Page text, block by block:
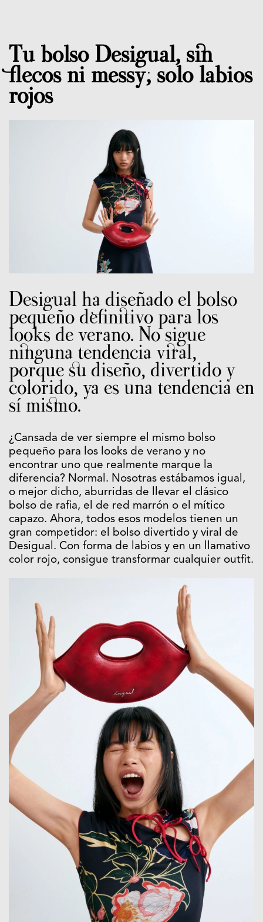
Tu bolso Desigual, sin
flecos ni messy; solo labios
rojos
Desigual ha diseñado el bolso
pequeño definitivo para los
looks de verano. No sigue
ninguna tendencia viral,
porque su diseño, divertido y
colorido, ya es una tendencia en
sí mismo.
¿Cansada de ver siempre el mismo bolso
pequeño para los looks de verano y no
encontrar uno que realmente marque la
diferencia? Normal. Nosotras estábamos igual,
o mejor dicho, aburridas de llevar el clásico
bolso de rafia, el de red marrón o el mítico
capazo. Ahora, todos esos modelos tienen un
gran competidor: el bolso divertido y viral de
Desigual. Con forma de labios y en un llamativo
color rojo, consigue transformar cualquier outfit.